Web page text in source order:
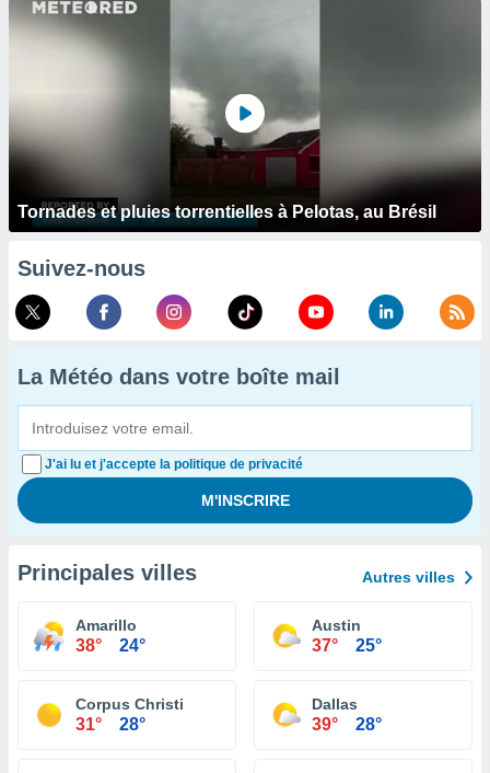
Tornades et pluies torrentielles à Pelotas, au Brésil
Suivez-nous
La Météo dans votre boîte mail
J'ai lu et j'accepte la politique de privacité
Principales villes Autres villes
Amarillo
38° 24°
Austin
37° 25°
Corpus Christi
31° 28°
Dallas
39° 28°